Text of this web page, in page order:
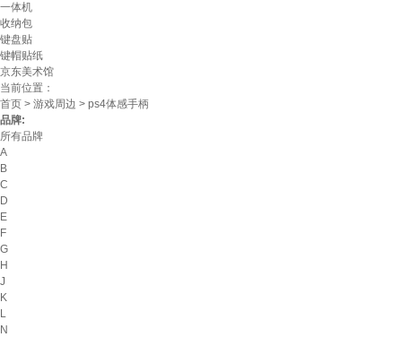
一体机
收纳包
键盘贴
键帽贴纸
京东美术馆
当前位置：
首页 > 游戏周边 > ps4体感手柄
品牌:
所有品牌
A
B
C
D
E
F
G
H
J
K
L
N